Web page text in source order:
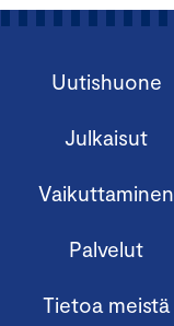
Uutishuone
Julkaisut
Vaikuttaminen
Palvelut
Tietoa meistä